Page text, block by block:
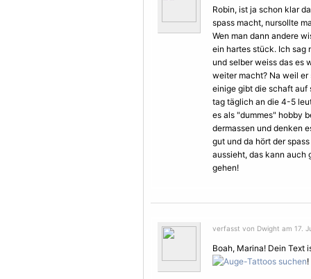
Robin, ist ja schon klar
spass macht, nursollte
Wen man dann andere
ein hartes stück. Ich sag
und selber weiss das es
weiter macht? Na weil
einige gibt die schaft auf
tag täglich an die 4-5
es als "dummes" hobby
dermassen und denken
gut und da hört der
aussieht, das kann auch
gehen!
verfasst von Dwight am 17.
Boah, Marina! Dein Text
!